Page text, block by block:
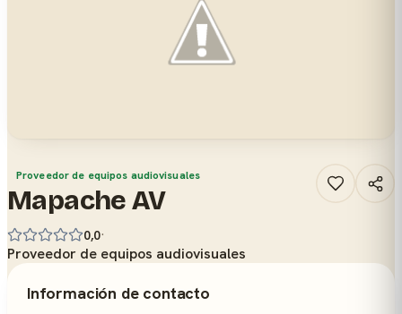
Proveedor de equipos audiovisuales
Mapache AV
0,0·
Proveedor de equipos audiovisuales
Información de contacto